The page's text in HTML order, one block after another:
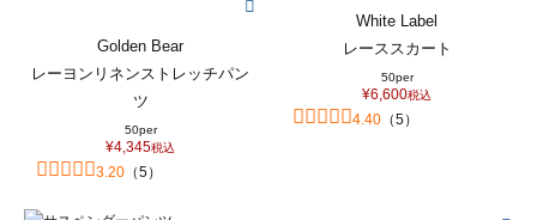
Golden Bear
レーヨンリネンストレッチパン
ツ
50per
¥4,345税込
3.20 （5）
White Label
レーススカート
50per
¥6,600税込
4.40 （5）